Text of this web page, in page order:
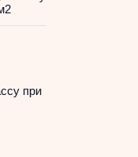
при